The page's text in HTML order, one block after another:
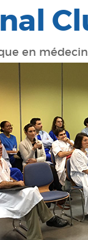
en